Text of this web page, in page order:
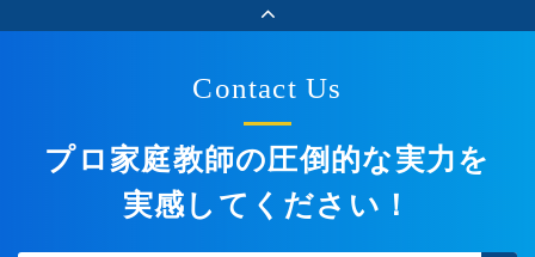
Contact Us
プロ家庭教師の圧倒的な実力を
実感してください！